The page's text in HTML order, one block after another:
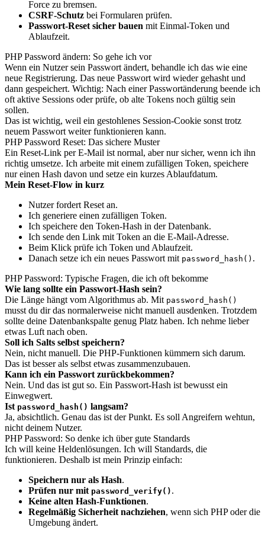
Force zu bremsen.
CSRF-Schutz bei Formularen prüfen.
Passwort-Reset sicher bauen mit Einmal-Token und
Ablaufzeit.
PHP Password ändern: So gehe ich vor
Wenn ein Nutzer sein Passwort ändert, behandle ich das wie eine
neue Registrierung. Das neue Passwort wird wieder gehasht und
dann gespeichert. Wichtig: Nach einer Passwortänderung beende ich
oft aktive Sessions oder prüfe, ob alte Tokens noch gültig sein
sollen.
Das ist wichtig, weil ein gestohlenes Session-Cookie sonst trotz
neuem Passwort weiter funktionieren kann.
PHP Password Reset: Das sichere Muster
Ein Reset-Link per E-Mail ist normal, aber nur sicher, wenn ich ihn
richtig umsetze. Ich arbeite mit einem zufälligen Token, speichere
nur einen Hash davon und setze ein kurzes Ablaufdatum.
Mein Reset-Flow in kurz
Nutzer fordert Reset an.
Ich generiere einen zufälligen Token.
Ich speichere den Token-Hash in der Datenbank.
Ich sende den Link mit Token an die E-Mail-Adresse.
Beim Klick prüfe ich Token und Ablaufzeit.
Danach setze ich ein neues Passwort mit password_hash() .
PHP Password: Typische Fragen, die ich oft bekomme
Wie lang sollte ein Passwort-Hash sein?
Die Länge hängt vom Algorithmus ab. Mit password_hash()
musst du dir das normalerweise nicht manuell ausdenken. Trotzdem
sollte deine Datenbankspalte genug Platz haben. Ich nehme lieber
etwas Luft nach oben.
Soll ich Salts selbst speichern?
Nein, nicht manuell. Die PHP-Funktionen kümmern sich darum.
Das ist besser als selbst etwas zusammenzubauen.
Kann ich ein Passwort zurückbekommen?
Nein. Und das ist gut so. Ein Passwort-Hash ist bewusst ein
Einwegwert.
Ist password_hash() langsam?
Ja, absichtlich. Genau das ist der Punkt. Es soll Angreifern wehtun,
nicht deinem Nutzer.
PHP Password: So denke ich über gute Standards
Ich will keine Heldenlösungen. Ich will Standards, die
funktionieren. Deshalb ist mein Prinzip einfach:
Speichern nur als Hash.
Prüfen nur mit password_verify() .
Keine alten Hash-Funktionen.
Regelmäßig Sicherheit nachziehen, wenn sich PHP oder die
Umgebung ändert.